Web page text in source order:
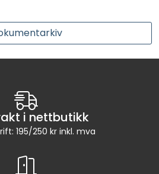
i nettbutikk
195/250 kr inkl. mva